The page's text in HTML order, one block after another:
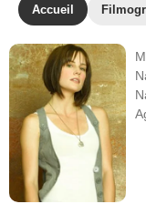
Accueil